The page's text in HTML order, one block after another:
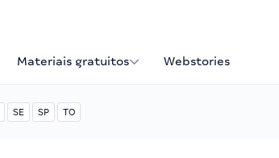
Materiais gratuitos Webstories
SE SP TO